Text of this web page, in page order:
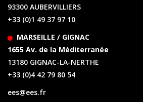
93300 AUBERVILLIERS
+33 (0)1 49 37 97 10
MARSEILLE / GIGNAC
1655 Av. de la Méditerranée
13180 GIGNAC-LA-NERTHE
+33 (0)4 42 79 80 54
ees@ees.fr